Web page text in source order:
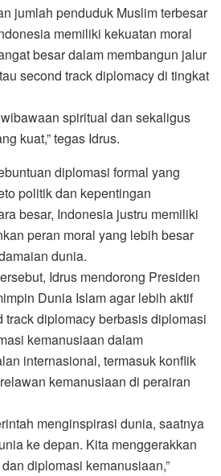
jumlah penduduk Muslim terbesar
memiliki kekuatan moral
besar dalam membangun jalur
second track diplomacy di tingkat
spiritual dan sekaligus
kuat,” tegas Idrus.
diplomasi formal yang
politik dan kepentingan
besar, Indonesia justru memiliki
peran moral yang lebih besar
dunia.
Idrus mendorong Presiden
Dunia Islam agar lebih aktif
track diplomacy berbasis diplomasi
kemanusiaan dalam
internasional, termasuk konflik
kemanusiaan di perairan
menginspirasi dunia, saatnya
ke depan. Kita menggerakkan
diplomasi kemanusiaan,”